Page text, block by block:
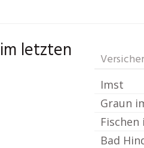
letzten
Imst
Graun
Fischen
Bad